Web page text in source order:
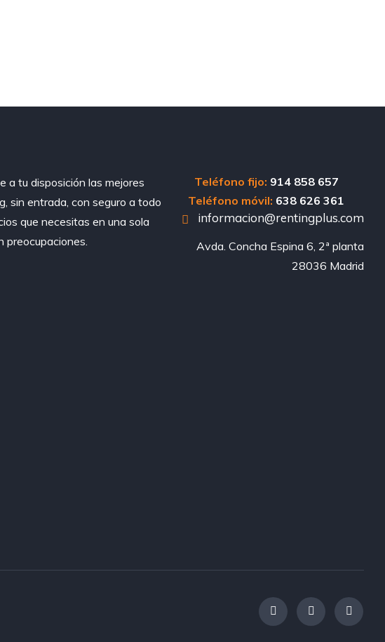
a tu disposición las mejores
sin entrada, con seguro a todo
que necesitas en una sola
preocupaciones.
Teléfono fijo: 914 858 657
Teléfono móvil: 638 626 361
informacion@rentingplus.com
Avda. Concha Espina 6, 2ª planta
28036 Madrid